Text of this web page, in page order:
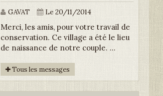
GAVAT Le 20/11/2014
Merci, les amis, pour votre travail de
conservation. Ce village a été le lieu
de naissance de notre couple. ...
Tous les messages